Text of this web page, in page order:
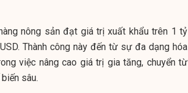
nông sản đạt giá trị xuất khẩu trên 1 tỷ
Thành công này đến từ sự đa dạng hóa
việc nâng cao giá trị gia tăng, chuyển từ
sâu.